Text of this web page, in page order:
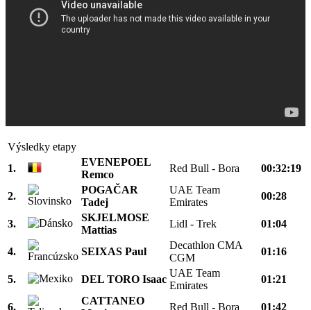
Výsledky etapy
1.
EVENEPOEL
Remco
Red Bull - Bora 00:32:19
2.
POGAČAR
Tadej
UAE Team
Emirates
00:28
3.
SKJELMOSE
Mattias
Lidl - Trek 01:04
4. SEIXAS Paul
Decathlon CMA
CGM
01:16
5. DEL TORO Isaac
UAE Team
Emirates
01:21
6.
CATTANEO
Red Bull - Bora 01:42